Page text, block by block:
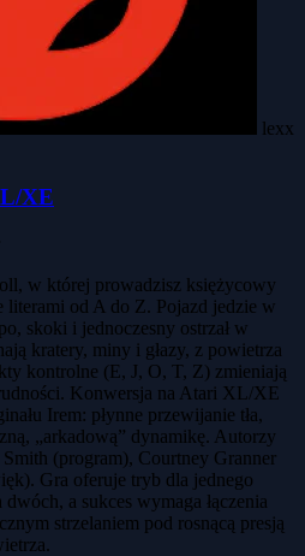
lexx
XE
w której prowadzisz księżycowy
literami od A do Z. Pojazd jedzie w
skoki i jednoczesny ostrzał w
kratery, miny i głazy, z powietrza
kontrolne (E, J, O, T, Z) zmieniają
Konwersja na Atari XL/XE
Irem: płynne przewijanie tła,
„arkadową” dynamikę. Autorzy
(program), Courtney Granner
Gra oferuje tryb dla jednego
a sukces wymaga łączenia
strzelaniem pod rosnącą presją